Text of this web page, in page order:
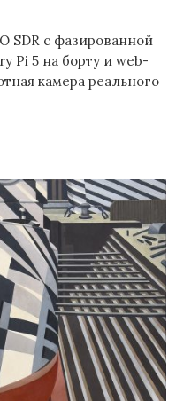
SDR с фазированной
Pi 5 на борту и web-
камера реального